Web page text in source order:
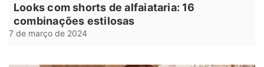
Looks com shorts de alfaiataria: 16
combinações estilosas
7 de março de 2024